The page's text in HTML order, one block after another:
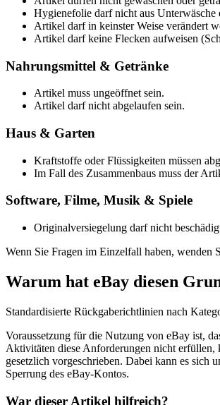
Hygienefolie darf nicht aus Unterwäsche
Artikel darf in keinster Weise verändert
Artikel darf keine Flecken aufweisen
Nahrungsmittel & Getränke
Artikel muss ungeöffnet sein.
Artikel darf nicht abgelaufen sein.
Haus & Garten
Kraftstoffe oder Flüssigkeiten müssen
Im Fall des Zusammenbaus muss der
Software, Filme, Musik & Spiele
Originalversiegelung darf nicht
Wenn Sie Fragen im Einzelfall haben, wenden
Warum hat eBay diesen
Standardisierte Rückgaberichtlinien nach
Voraussetzung für die Nutzung von eBay ist,
Aktivitäten diese Anforderungen nicht erfüllen,
gesetzlich vorgeschrieben. Dabei kann es sich
Sperrung des eBay-Kontos.
War dieser Artikel hilfreich?